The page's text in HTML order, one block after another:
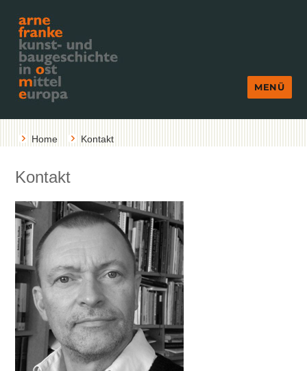
MENÜ
Home Kontakt
Kontakt